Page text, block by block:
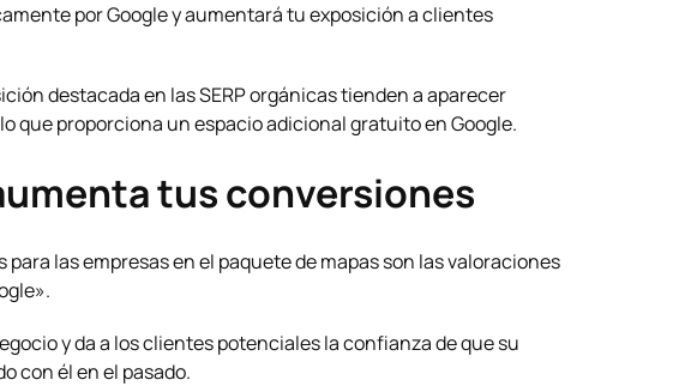
por Google y aumentará tu exposición a clientes
destacada en las SERP orgánicas tienden a aparecer
que proporciona un espacio adicional gratuito en Google.
tus conversiones
las empresas en el paquete de mapas son las valoraciones
y da a los clientes potenciales la confianza de que su
con él en el pasado.